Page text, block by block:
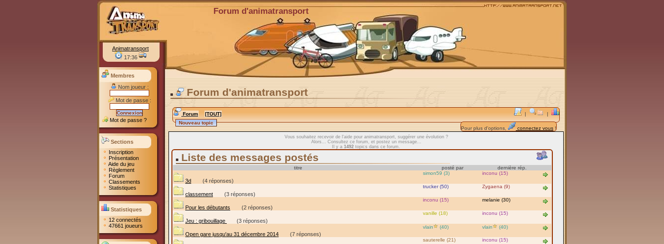
Forum d'animatransport
Animatransport
17:36
Membres
Nom joueur :
Mot de passe :
Mot de passe ?
Sections
Inscription
Présentation
Aide du jeu
Règlement
Forum
Classements
Statistiques
Statistiques
12 connectés
47661 joueurs
Forum d'animatransport
| |
Forum [TOUT]
Pour plus d'options, connectez vous!
Vous souhaitez recevoir de l'aide pour animatransport, suggérer une évolution ?
Alors... Consultez ce forum, et postez un message...
Il y a 1492 topics dans ce forum.
Liste des messages postés
dernière rép.
posté par
titre
inconu (15)
simon59 (3)
3d (4 réponses)
Zygaena (9)
trucker (50)
classement (3 réponses)
melanie (30)
inconu (15)
Pour les débutants (2 réponses)
inconu (15)
vanille (18)
Jeu : gribouillage (3 réponses)
vlain (40)
vlain (40)
Open gare jusqu'au 31 décembre 2014 (7 réponses)
inconu (15)
sauterelle (21)